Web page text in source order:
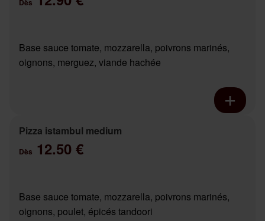
Dès
Base sauce tomate, mozzarella, poivrons marinés,
oignons, merguez, viande hachée
Pizza istambul medium
Dès 12.50 €
Base sauce tomate, mozzarella, poivrons marinés,
oignons, poulet, épicés tandoori